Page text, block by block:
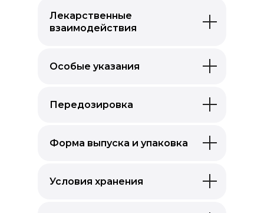
Лекарственные
взаимодействия
Особые указания
Передозировка
Форма выпуска и упаковка
Условия хранения